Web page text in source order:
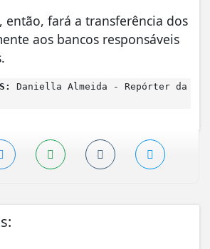
então, fará a transferência dos
aos bancos responsáveis
Daniella Almeida - Repórter da